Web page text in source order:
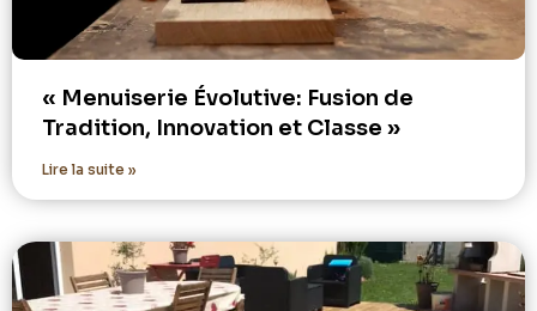
« Menuiserie Évolutive: Fusion de
Tradition, Innovation et Classe »
Lire la suite »